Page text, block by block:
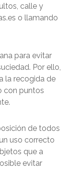
calle y
o llamando
para evitar
Por ello,
la recogida de
con puntos
de todos
uso correcto
que a
evitar